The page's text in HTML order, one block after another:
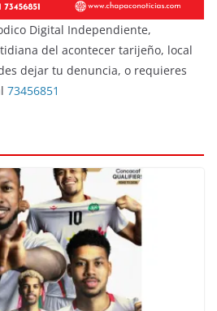
Digital Independiente,
del acontecer tarijeño, local
dejar tu denuncia, o requieres
73456851